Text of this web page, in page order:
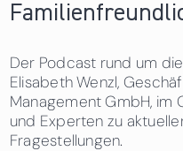
Der Podcast rund um
Elisabeth Wenzl,
Management GmbH, im
und Experten zu
Fragestellungen.